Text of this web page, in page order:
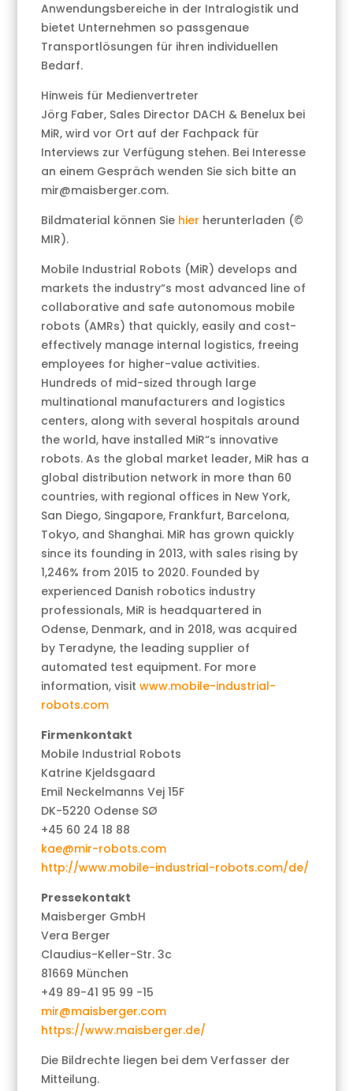
Anwendungsbereiche in der Intralogistik und
bietet Unternehmen so passgenaue
Transportlösungen für ihren individuellen
Bedarf.
Hinweis für Medienvertreter
Jörg Faber, Sales Director DACH & Benelux bei
MiR, wird vor Ort auf der Fachpack für
Interviews zur Verfügung stehen. Bei Interesse
an einem Gespräch wenden Sie sich bitte an
mir@maisberger.com.
Bildmaterial können Sie hier herunterladen (©
MIR).
Mobile Industrial Robots (MiR) develops and
markets the industry“s most advanced line of
collaborative and safe autonomous mobile
robots (AMRs) that quickly, easily and cost-
effectively manage internal logistics, freeing
employees for higher-value activities.
Hundreds of mid-sized through large
multinational manufacturers and logistics
centers, along with several hospitals around
the world, have installed MiR“s innovative
robots. As the global market leader, MiR has a
global distribution network in more than 60
countries, with regional offices in New York,
San Diego, Singapore, Frankfurt, Barcelona,
Tokyo, and Shanghai. MiR has grown quickly
since its founding in 2013, with sales rising by
1,246% from 2015 to 2020. Founded by
experienced Danish robotics industry
professionals, MiR is headquartered in
Odense, Denmark, and in 2018, was acquired
by Teradyne, the leading supplier of
automated test equipment. For more
information, visitwww.mobile-industrial-
robots.com
Firmenkontakt
Mobile Industrial Robots
Katrine Kjeldsgaard
Emil Neckelmanns Vej 15F
DK-5220 Odense SØ
+45 60 24 18 88
kae@mir-robots.com
http://www.mobile-industrial-robots.com/de/
Pressekontakt
Maisberger GmbH
Vera Berger
Claudius-Keller-Str. 3c
81669 München
+49 89-41 95 99 -15
mir@maisberger.com
https://www.maisberger.de/
Die Bildrechte liegen bei dem Verfasser der
Mitteilung.